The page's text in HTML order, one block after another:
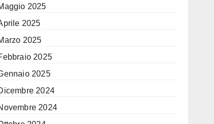
2025
2025
2025
2025
2025
2024
2024